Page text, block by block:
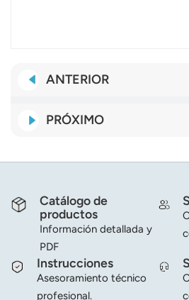
ANTERIOR
PRÓXIMO
Catálogo de
productos
Información detallada y
PDF
Instrucciones
Asesoramiento técnico
profesional.